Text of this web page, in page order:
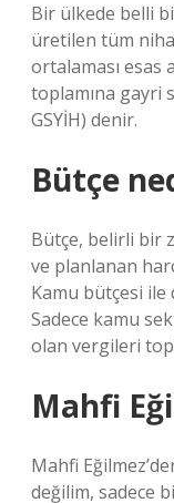
Bir ülkede belli
üretilen tüm
ortalaması esas
toplamına gayri
GSYİH) denir.
Bütçe
Bütçe, belirli bir
ve planlanan
Kamu bütçesi
Sadece kamu
olan vergileri
Mahfi
Mahfi
değilim, sadece